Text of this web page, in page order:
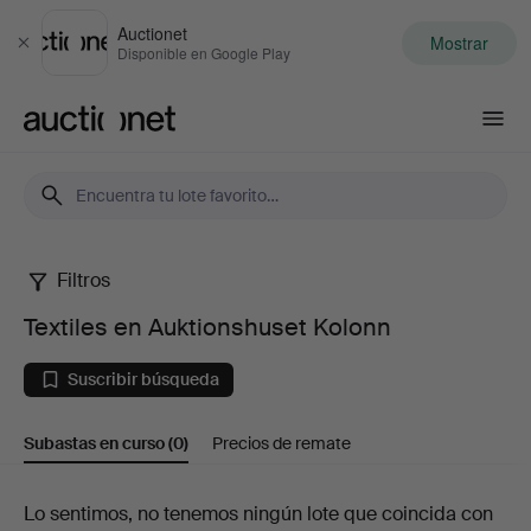
Cerrar
Auctionet
Disponible en Google Play Mostrar
Textiles
en
Auktionshuset
Kolonn
Filtros
Textiles en Auktionshuset Kolonn
Suscribir búsqueda
Subastas en curso(0) Precios de remate
Subastas
Lo sentimos, no tenemos ningún lote que coincida con